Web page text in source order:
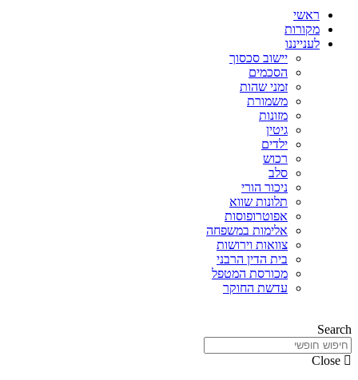
ראשי
מקורות
לענייננו
יישוב סכסוך
הסכמים
זמני שהות
משמורת
מזונות
גיטין
ילדים
רכוש
סלב
ניכור הורי
תלונות שווא
אפוטרופוסות
אלימות במשפחה
צוואות וירושות
בית הדין הרבני
מכורסת המטפל
עדשת החוקר
Search
Close